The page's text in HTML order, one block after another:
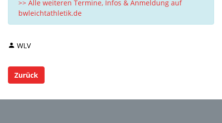
>> Alle weiteren Termine, Infos & Anmeldung auf
bwleichtathletik.de
WLV
Zurück